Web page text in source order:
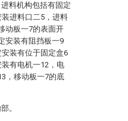
料机构包括有固定
进料口二5，进料
动板一7的表面开
安装有阻挡板一9
装有位于固定盒6
有电机一12，电
，移动板一7的底
。